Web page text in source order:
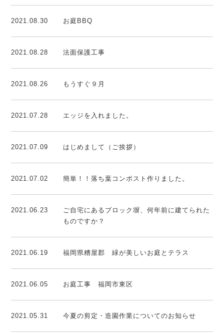
2021.08.30 お庭BBQ
2021.08.28 法面保護工事
2021.08.26 もうすぐ９月
2021.07.28 エッジを入れました。
2021.07.09 はじめまして（ご挨拶）
2021.07.02 簡単！！落ち葉コンポスト作りました。
2021.06.23
ご自宅にあるブロック塀、何年前に建てられた
ものですか？
2021.06.19 福岡県糟屋郡 緑が美しいお庭とテラス
2021.06.05 お庭工事 福岡市東区
2021.05.31 今夏の剪定・造園作業についてのお知らせ